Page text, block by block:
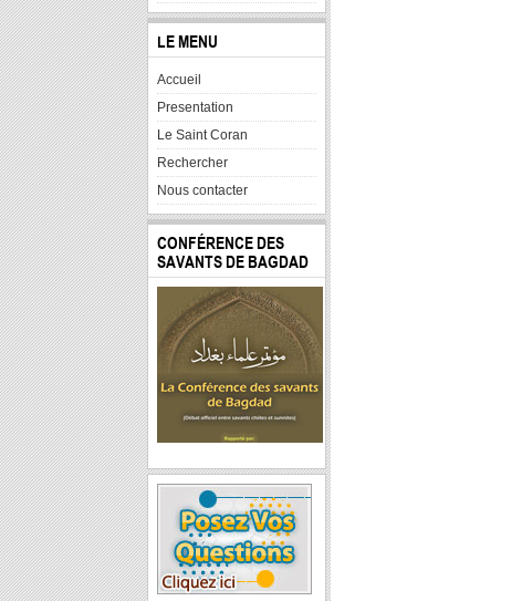
LE MENU
Accueil
Presentation
Le Saint Coran
Rechercher
Nous contacter
CONFÉRENCE DES
SAVANTS DE BAGDAD